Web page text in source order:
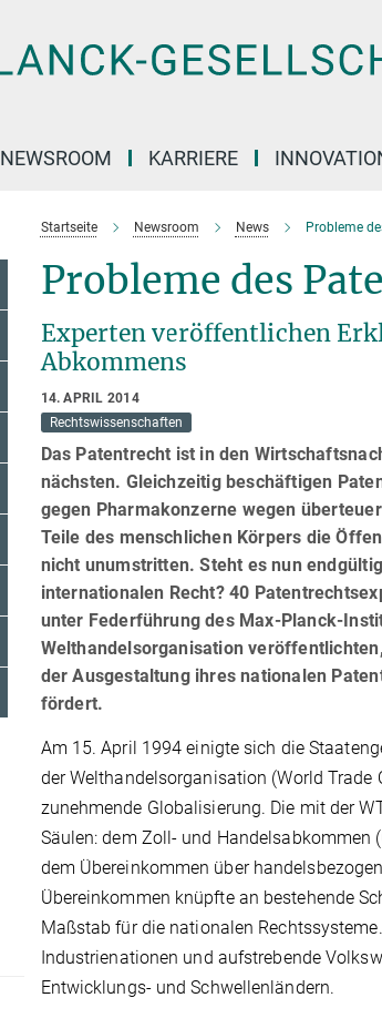
NEWSROOM KARRIERE
Startseite Newsroom News Probleme
Probleme des
Experten veröffentlichen
Abkommens
14. APRIL 2014
Rechtswissenschaften
Das Patentrecht ist in den
nächsten. Gleichzeitig beschäftigen
gegen Pharmakonzerne wegen
Teile des menschlichen Körpers die
nicht unumstritten. Steht es nun
internationalen Recht? 40
unter Federführung des Max-Planck-
Welthandelsorganisation
der Ausgestaltung ihres nationalen
fördert.
Am 15. April 1994 einigte sich die
der Welthandelsorganisation (World
zunehmende Globalisierung. Die mit der
Säulen: dem Zoll- und Handelsabkommen
dem Übereinkommen über
Übereinkommen knüpfte an bestehende
Maßstab für die nationalen
Industrienationen und aufstrebende
Entwicklungs- und Schwellenländern.